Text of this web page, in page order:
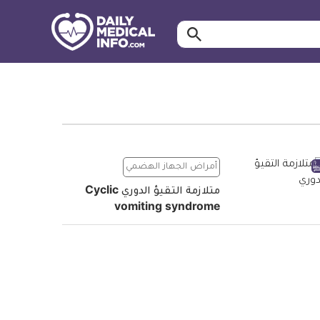
ابحث…
أمراض الجهاز الهضمي
متلازمة التقيؤ الدوري Cyclic
vomiting syndrome